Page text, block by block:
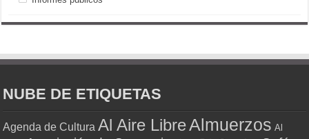
NUBE DE ETIQUETAS
Agenda de Cultura Al Aire LibreAlmuerzos Al